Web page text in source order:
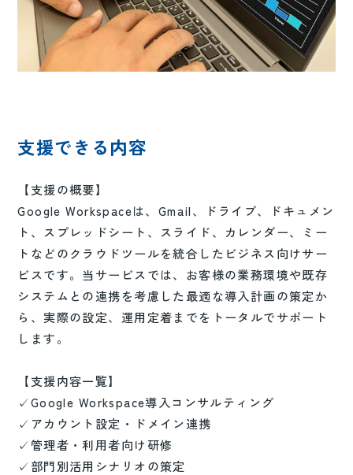
支援できる内容
【支援の概要】
Google Workspaceは、Gmail、ドライブ、ドキュメン
ト、スプレッドシート、スライド、カレンダー、ミー
トなどのクラウドツールを統合したビジネス向けサー
ビスです。当サービスでは、お客様の業務環境や既存
システムとの連携を考慮した最適な導入計画の策定か
ら、実際の設定、運用定着までをトータルでサポート
します。
【支援内容一覧】
✓Google Workspace導入コンサルティング
✓アカウント設定・ドメイン連携
✓管理者・利用者向け研修
✓部門別活用シナリオの策定